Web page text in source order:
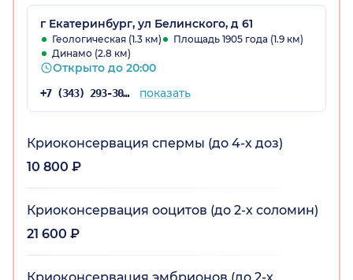
г Екатеринбург, ул Белинского, д 61
Геологическая (1.3 км)
Площадь 1905 года (1.9 км)
Динамо (2.8 км)
Открыто до 20:00
+7 (343) 293-30-78 показать
Криоконсервация спермы (до 4-х доз)
10 800 ₽
Криоконсервация ооцитов (до 2-х соломин)
21 600 ₽